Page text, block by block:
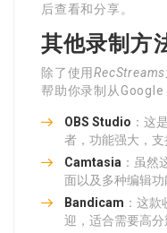
后查看和分享。
其他录制方
除了使用RecStreams
帮助你录制从Google
OBS Studio ：这
者，功能强大，支
Camtasia ：虽然
面以及多种编辑功
Bandicam ：这
迎，适合需要高分